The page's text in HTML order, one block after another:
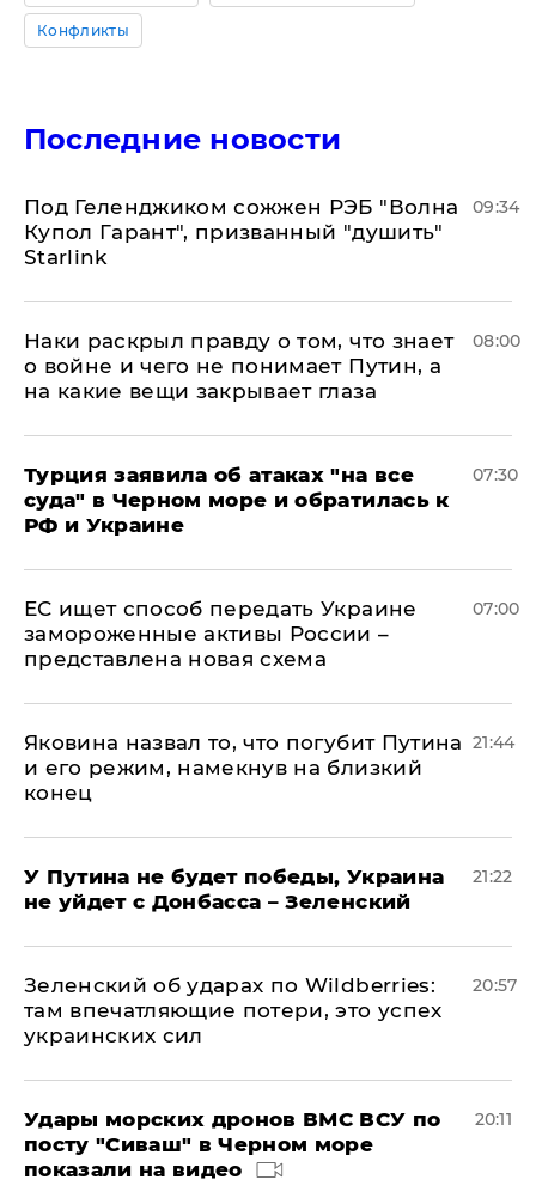
Конфликты
Последние новости
Под Геленджиком сожжен РЭБ "Волна
Купол Гарант", призванный "душить"
Starlink
09:34
Наки раскрыл правду о том, что знает
о войне и чего не понимает Путин, а
на какие вещи закрывает глаза
08:00
Турция заявила об атаках "на все
суда" в Черном море и обратилась к
РФ и Украине
07:30
ЕС ищет способ передать Украине
замороженные активы России –
представлена новая схема
07:00
Яковина назвал то, что погубит Путина
и его режим, намекнув на близкий
конец
21:44
У Путина не будет победы, Украина
не уйдет с Донбасса – Зеленский
21:22
Зеленский об ударах по Wildberries:
там впечатляющие потери, это успех
украинских сил
20:57
Удары морских дронов ВМС ВСУ по
посту "Сиваш" в Черном море
показали на видео
20:11